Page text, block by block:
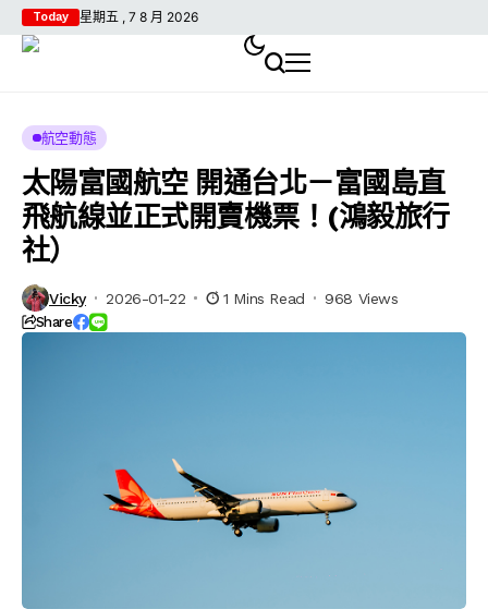
Today 星期五 , 7 8 月 2026
航空動態
太陽富國航空 開通台北－富國島直
飛航線並正式開賣機票！(鴻毅旅行
社）
Vicky 2026-01-22 1 Mins Read 968 Views
Share